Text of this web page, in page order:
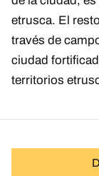
etrusca. El
través de
ciudad
territorios